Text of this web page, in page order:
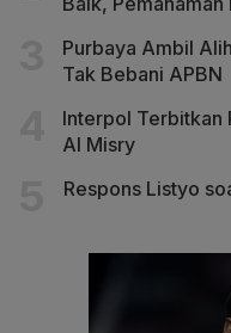
Purbaya Ambil
Tak Bebani APBN
Interpol Terbitkan
Al Misry
Respons Listyo